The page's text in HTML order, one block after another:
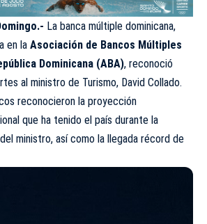
La banca múltiple dominicana,
en la Asociación de Bancos Múltiples
Dominicana (ABA), reconoció
al ministro de Turismo, David Collado.
reconocieron la proyección
que ha tenido el país durante la
ministro, así como la llegada récord de